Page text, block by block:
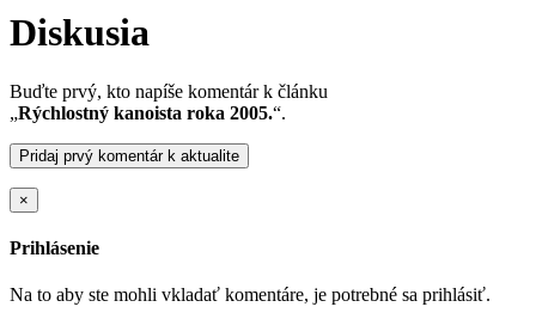
Diskusia
Buďte prvý, kto napíše komentár k článku
„Rýchlostný kanoista roka 2005.“.
Pridaj prvý komentár k aktualite
×
Prihlásenie
Na to aby ste mohli vkladať komentáre, je potrebné sa prihlásiť.